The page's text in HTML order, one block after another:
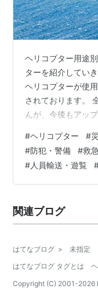
ヘリコプター用途
ターを紹介してい
ヘリコプターが使
されております。
んが、今後もアッ
急医療（ドクター
輸送 各種航空事業
火災等の大規模災
物資の輸送などの
#ヘリコプター #
#防犯・警備 #救
#人員輸送・遊覧
関連ブログ
はてなブログ > 未指定
はてなブログ タグとは
Copyright (C) 2001-2026